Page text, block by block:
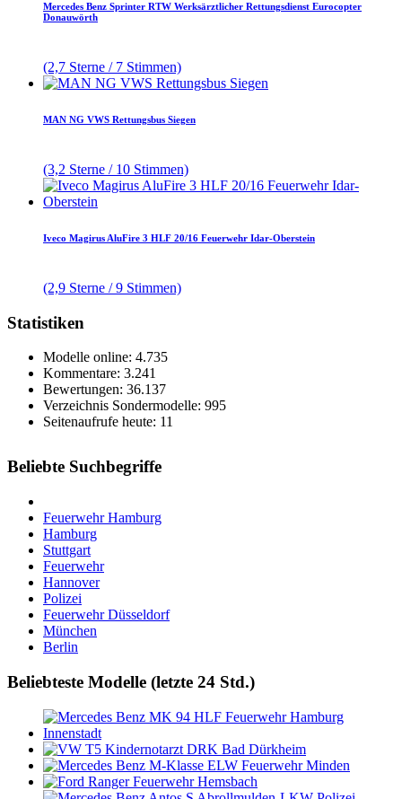
Mercedes Benz Sprinter RTW Werksärztlicher Rettungsdienst Eurocopter
Donauwörth
(2,7 Sterne / 7 Stimmen)
MAN NG VWS Rettungsbus Siegen
(3,2 Sterne / 10 Stimmen)
Iveco Magirus AluFire 3 HLF 20/16 Feuerwehr Idar-Oberstein
(2,9 Sterne / 9 Stimmen)
Statistiken
Modelle online: 4.735
Kommentare: 3.241
Bewertungen: 36.137
Verzeichnis Sondermodelle: 995
Seitenaufrufe heute: 11
Beliebte Suchbegriffe
Feuerwehr Hamburg
Hamburg
Stuttgart
Feuerwehr
Hannover
Polizei
Feuerwehr Düsseldorf
München
Berlin
Beliebteste Modelle (letzte 24 Std.)